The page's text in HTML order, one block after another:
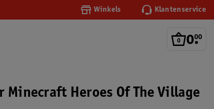
Winkels Klantenservice
0.
00
Minecraft Heroes Of The Village